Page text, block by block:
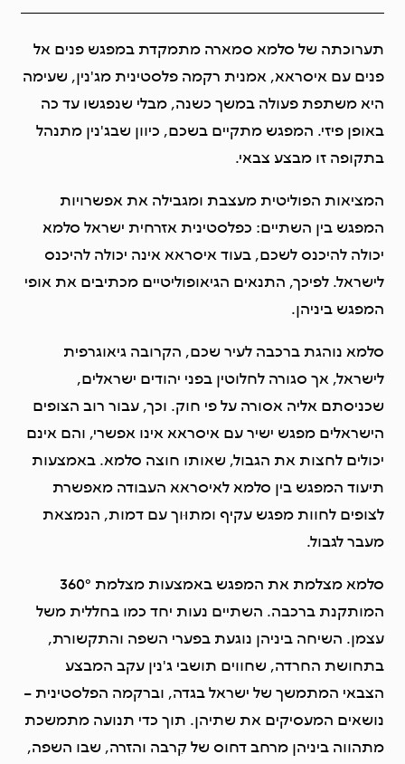
תערוכתה של סלמא סמארה מתמקדת במפגש פנים אל
פנים עם איסראא, אמנית רקמה פלסטינית מג'נין, שעימה
היא משתפת פעולה במשך כשנה, מבלי שנפגשו עד כה
באופן פיזי. המפגש מתקיים בשכם, כיוון שבג'נין מתנהל
בתקופה זו מבצע צבאי.
המציאות הפוליטית מעצבת ומגבילה את אפשרויות
המפגש בין השתיים: כפלסטינית אזרחית ישראל סלמא
יכולה להיכנס לשכם, בעוד איסראא אינה יכולה להיכנס
לישראל. לפיכך, התנאים הגיאופוליטיים מכתיבים את אופי
המפגש ביניהן.
סלמא נוהגת ברכבה לעיר שכם, הקרובה גיאוגרפית
לישראל, אך סגורה לחלוטין בפני יהודים ישראלים,
שכניסתם אליה אסורה על פי חוק. וכך, עבור רוב הצופים
הישראלים מפגש ישיר עם איסראא אינו אפשרי, והם אינם
יכולים לחצות את הגבול, שאותו חוצה סלמא. באמצעות
תיעוד המפגש בין סלמא לאיסראא העבודה מאפשרת
לצופים לחוות מפגש עקיף ומתוּוך עם דמות, הנמצאת
מעבר לגבול.
סלמא מצלמת את המפגש באמצעות מצלמת 360°
המותקנת ברכבה. השתיים נעות יחד כמו בחללית משל
עצמן. השיחה ביניהן נוגעת בפערי השפה והתקשורת,
בתחושת החרדה, שחווים תושבי ג'נין עקב המבצע
הצבאי המתמשך של ישראל בגדה, וברקמה הפלסטינית –
נושאים המעסיקים את שתיהן. תוך כדי תנועה מתמשכת
מתהווה ביניהן מרחב דחוס של קִרבה והזרה, שבו השפה,